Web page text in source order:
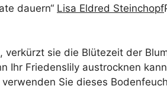
dauern“ Lisa Eldred Steinchopf
verkürzt sie die Blütezeit der
Ihr Friedenslily austrocknen
Sie dieses